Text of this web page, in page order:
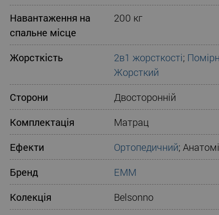
Навантаження на
спальне місце
200 кг
Жорсткість 2в1 жорсткості;
Жорсткий
Сторони
Двосторонній
Комплектація
Матрац
Ефекти
Ортопедичний;
Бренд
ЕММ
Колекція
Belsonno